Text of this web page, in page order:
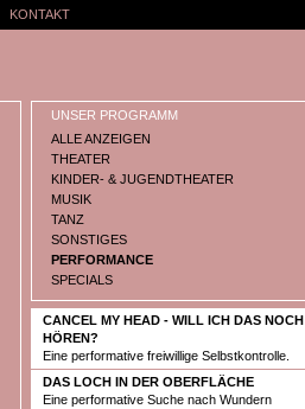
KONTAKT
UNSER PROGRAMM
ALLE ANZEIGEN
THEATER
KINDER- & JUGENDTHEATER
MUSIK
TANZ
SONSTIGES
PERFORMANCE
SPECIALS
CANCEL MY HEAD - WILL ICH DAS NOCH
HÖREN?
Eine performative freiwillige Selbstkontrolle.
DAS LOCH IN DER OBERFLÄCHE
Eine performative Suche nach Wundern